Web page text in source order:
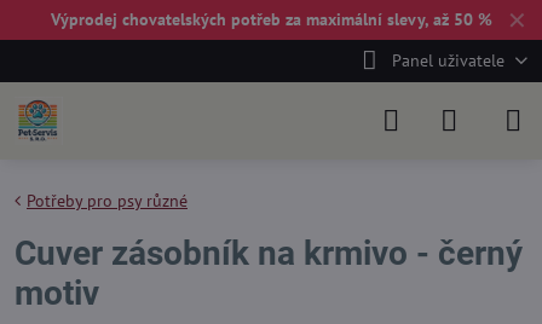
✕
Výprodej chovatelských potřeb za maximální slevy, až 50 %
Panel uživatele
Potřeby pro psy různé
Cuver zásobník na krmivo - černý
motiv